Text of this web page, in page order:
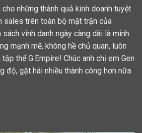
những thành quả kinh doanh tuyệt
sales trên toàn bộ mặt trận của
sách vinh danh ngày càng dài là minh
mạnh mẽ, không hề chủ quan, luôn
thể G.Empire! Chúc anh chị em Gen
độ, gặt hái nhiều thành công hơn nữa